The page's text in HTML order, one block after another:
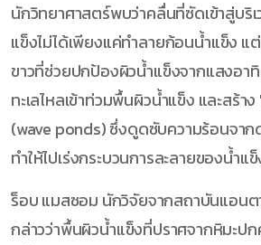
นักวิทยาศาสตร์พบว่าคลื่นที่ซัดเข้าสู่บ
แข็งไม่ได้เพียงแค่ทำลายก้อนน้ำแข็ง แ
ขาวที่ช่วยปกป้องผิวน้ำแข็งจากแสงอา
ทะเลไหลเข้าท่วมพื้นผิวน้ำแข็ง และสร้า
(wave ponds) ซึ่งดูดซับความร้อนจา
ทำให้ไปเร่งกระบวนการละลายของน้ำแ
ร็อบ แมสซอม นักวิจัยจากสถาบันแอนต
กล่าวว่าพื้นผิวน้ำแข็งที่ปราศจากหิมะป